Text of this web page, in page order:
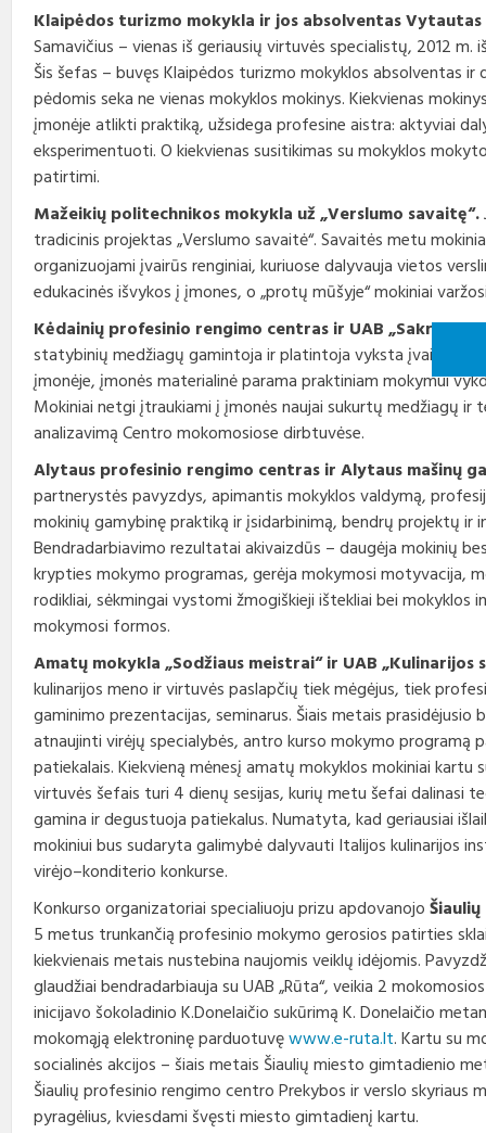
Klaipėdos turizmo mokykla ir jos absolventas
Samavičius – vienas iš geriausių virtuvės specialistų, 2012
Šis šefas – buvęs Klaipėdos turizmo mokyklos absolventas ir
pėdomis seka ne vienas mokyklos mokinys. Kiekvienas
įmonėje atlikti praktiką, užsidega profesine aistra: aktyviai
eksperimentuoti. O kiekvienas susitikimas su mokyklos
patirtimi.
Mažeikių politechnikos mokykla už „Verslumo savaitę“.
tradicinis projektas „Verslumo savaitė“. Savaitės metu
organizuojami įvairūs renginiai, kuriuose dalyvauja vietos
edukacinės išvykos į įmones, o „protų mūšyje“ mokiniai
Kėdainių profesinio rengimo centras ir UAB „Sakret“.
statybinių medžiagų gamintoja ir platintoja vyksta įvairiomis
įmonėje, įmonės materialinė parama praktiniam mokymui
Mokiniai netgi įtraukiami į įmonės naujai sukurtų medžiagų ir
analizavimą Centro mokomosiose dirbtuvėse.
Alytaus profesinio rengimo centras ir Alytaus mašinų
partnerystės pavyzdys, apimantis mokyklos valdymą,
mokinių gamybinę praktiką ir įsidarbinimą, bendrų projektų ir
Bendradarbiavimo rezultatai akivaizdūs – daugėja mokinių
krypties mokymo programas, gerėja mokymosi motyvacija,
rodikliai, sėkmingai vystomi žmogiškieji ištekliai bei mokyklos
mokymosi formos.
Amatų mokykla „Sodžiaus meistrai“ ir UAB „Kulinarijos
kulinarijos meno ir virtuvės paslapčių tiek mėgėjus, tiek
gaminimo prezentacijas, seminarus. Šiais metais
atnaujinti virėjų specialybės, antro kurso mokymo programą
patiekalais. Kiekvieną mėnesį amatų mokyklos mokiniai kartu
virtuvės šefais turi 4 dienų sesijas, kurių metu šefai dalinasi
gamina ir degustuoja patiekalus. Numatyta, kad geriausiai
mokiniui bus sudaryta galimybė dalyvauti Italijos kulinarijos
virėjo–konditerio konkurse.
Konkurso organizatoriai specialiuoju prizu apdovanojo
5 metus trunkančią profesinio mokymo gerosios patirties
kiekvienais metais nustebina naujomis veiklų idėjomis.
glaudžiai bendradarbiauja su UAB „Rūta“, veikia 2
inicijavo šokoladinio K.Donelaičio sukūrimą K. Donelaičio
mokomąją elektroninę parduotuvęwww.e-ruta.lt. Kartu su
socialinės akcijos – šiais metais Šiaulių miesto gimtadienio
Šiaulių profesinio rengimo centro Prekybos ir verslo skyriaus
pyragėlius, kviesdami švęsti miesto gimtadienį kartu.